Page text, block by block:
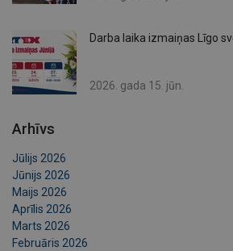
Darba laika izmaiņas Līgo
2026. gada 15. jūn.
Arhīvs
Jūlijs 2026
Jūnijs 2026
Maijs 2026
Aprīlis 2026
Marts 2026
Februāris 2026